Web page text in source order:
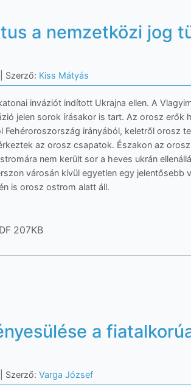
a nemzetközi jog
| Szerző: Kiss Mátyás
inváziót indított Ukrajna ellen. A
jelen sorok írásakor is tart. Az orosz erők
irányából, keletről orosz
az orosz csapatok. Északon az
nem került sor a heves ukrán
városán kívül egyetlen egy jelentősebb
is orosz ostrom alatt áll.
207KB
a
| Szerző: Varga József